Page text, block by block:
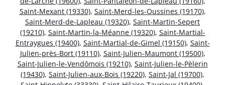
Saint-Mexant (19330), Saint-Merd-les-Oussines (19170),
Saint-Merd-de-Lapleau (19320), Saint-Martin-Sepert
(19210), Saint-Martin-la-Méanne (19320), Saint-Martial-
Entraygues (19400), Saint-Martial-de-Gimel (19150), Saint-
Julien-près-Bort (19110), Saint-Julien-Maumont (19500),
Saint-Julien-le-Vendômois (19210), Saint-Julien-le-Pèlerin
(19430), Saint-Julien-aux-Bois (19220), Saint-Jal (19700),